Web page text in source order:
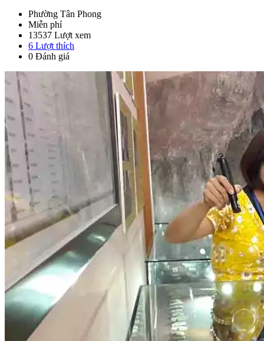
Phường Tân Phong
Miễn phí
13537 Lượt xem
6 Lượt thích
0 Đánh giá